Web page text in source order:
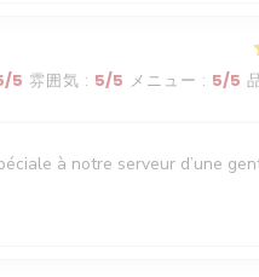
/5 雰囲気 : 5/5 メニュー : 5/5
à notre serveur d’une